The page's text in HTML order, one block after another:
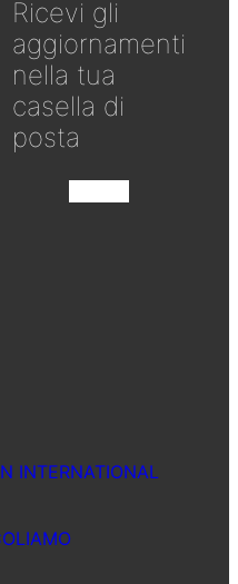
Ricevi gli
aggiornamenti
nella tua
casella di
posta
INTERNATIONAL